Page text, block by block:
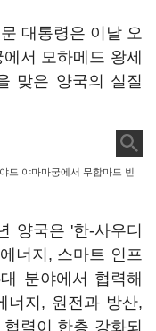
대통령은 이날 오
서 모하메드 왕세
맞은 양국의 실질
드 야마마궁에서 무함마드 빈
양국은 '한-사우디
너지, 스마트 인프
분야에서 협력해
너지, 원전과 방산,
력이 한층 강화되